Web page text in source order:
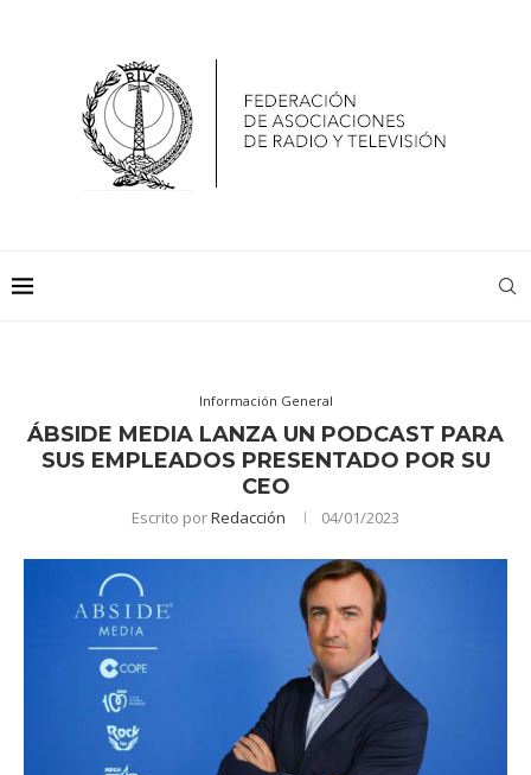
Información General
ÁBSIDE MEDIA LANZA UN PODCAST PARA
SUS EMPLEADOS PRESENTADO POR SU
CEO
Escrito porRedacción 04/01/2023